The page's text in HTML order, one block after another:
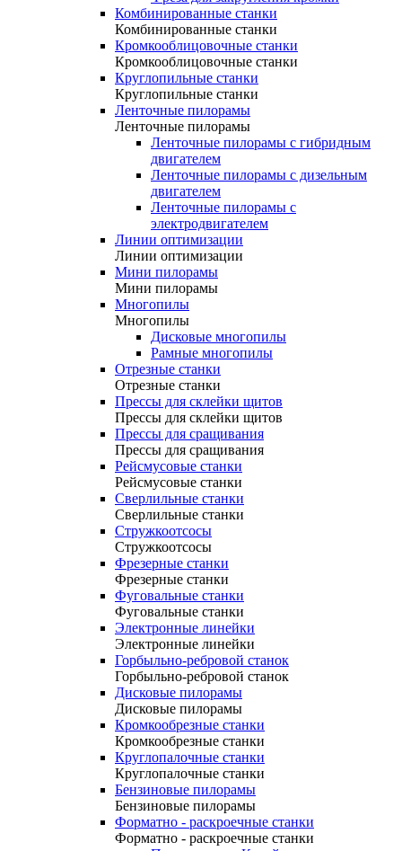
Комбинированные станки
Комбинированные станки
Кромкооблицовочные станки
Кромкооблицовочные станки
Круглопильные станки
Круглопильные станки
Ленточные пилорамы
Ленточные пилорамы
Ленточные пилорамы с гибридным
двигателем
Ленточные пилорамы с дизельным
двигателем
Ленточные пилорамы с
электродвигателем
Линии оптимизации
Линии оптимизации
Мини пилорамы
Мини пилорамы
Многопилы
Многопилы
Дисковые многопилы
Рамные многопилы
Отрезные станки
Отрезные станки
Прессы для склейки щитов
Прессы для склейки щитов
Прессы для сращивания
Прессы для сращивания
Рейсмусовые станки
Рейсмусовые станки
Сверлильные станки
Сверлильные станки
Стружкоотсосы
Стружкоотсосы
Фрезерные станки
Фрезерные станки
Фуговальные станки
Фуговальные станки
Электронные линейки
Электронные линейки
Горбыльно-ребровой станок
Горбыльно-ребровой станок
Дисковые пилорамы
Дисковые пилорамы
Кромкообрезные станки
Кромкообрезные станки
Круглопалочные станки
Круглопалочные станки
Бензиновые пилорамы
Бензиновые пилорамы
Форматно - раскроечные станки
Форматно - раскроечные станки